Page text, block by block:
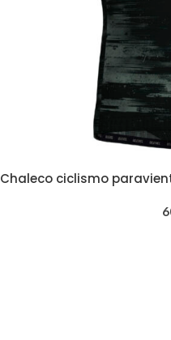
Chaleco ciclismo